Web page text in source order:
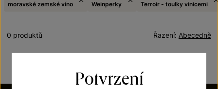
moravské zemské víno
Weinperky
Terroir - toulky vinicemi
Abecedně
Řazení:
0 produktů
Potvrzení